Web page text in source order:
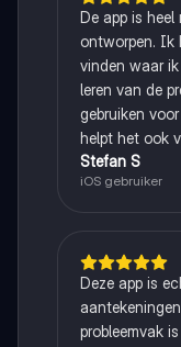
De app is heel
ontworpen. Ik
vinden waar
leren van de
gebruiken
helpt het ook
Stefan S
iOS gebruiker
Deze app is
probleemvak